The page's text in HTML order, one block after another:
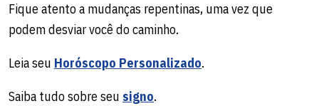
Fique atento a mudanças repentinas, uma vez que
podem desviar você do caminho.
Leia seu Horóscopo Personalizado.
Saiba tudo sobre seu signo.